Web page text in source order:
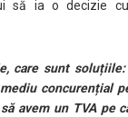
să ia o decizie
care sunt
concurențial
avem un TVA pe